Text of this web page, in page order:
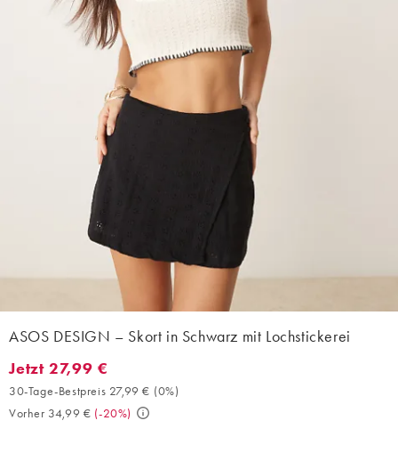
ASOS DESIGN – Skort in Schwarz mit Lochstickerei
Jetzt 27,99 €. 30-Tage-Bestpreis 27,99 € (0%). Vorher 34,99 €.
Jetzt 27,99 €
30-Tage-Bestpreis 27,99 € (0%)
Vorher 34,99 € (-20%)